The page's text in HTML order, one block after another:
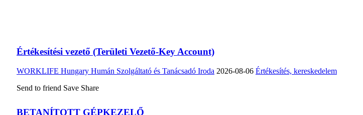
Értékesítési vezető (Területi Vezető-Key Account)
WORKLIFE Hungary Humán Szolgáltató és Tanácsadó Iroda 2026-08-06 Értékesítés, kereskedelem
Send to friend Save Share
BETANÍTOTT GÉPKEZELŐ